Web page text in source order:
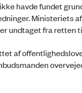
havde fundet
Ministeriets
undtaget fra retten
af